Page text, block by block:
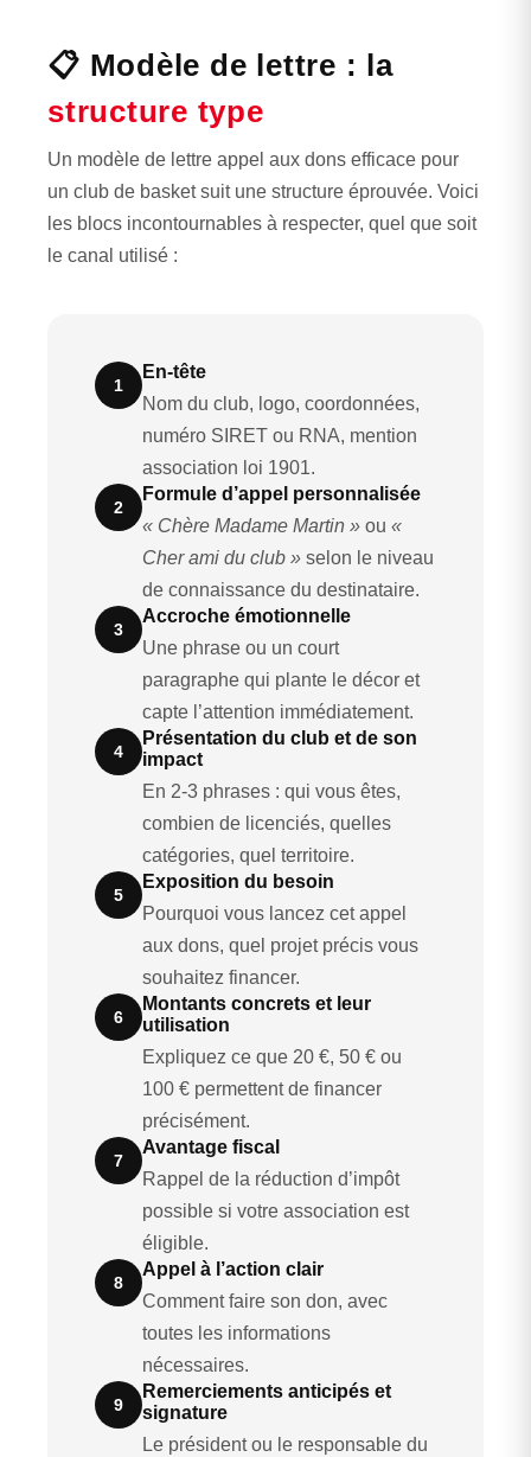
📋 Modèle de lettre : la
structure type
Un modèle de lettre appel aux dons efficace pour
un club de basket suit une structure éprouvée. Voici
les blocs incontournables à respecter, quel que soit
le canal utilisé :
1
En-tête
Nom du club, logo, coordonnées,
numéro SIRET ou RNA, mention
association loi 1901.
2
Formule d’appel personnalisée
« Chère Madame Martin » ou «
Cher ami du club » selon le niveau
de connaissance du destinataire.
3
Accroche émotionnelle
Une phrase ou un court
paragraphe qui plante le décor et
capte l’attention immédiatement.
4
Présentation du club et de son
impact
En 2-3 phrases : qui vous êtes,
combien de licenciés, quelles
catégories, quel territoire.
5
Exposition du besoin
Pourquoi vous lancez cet appel
aux dons, quel projet précis vous
souhaitez financer.
6
Montants concrets et leur
utilisation
Expliquez ce que 20 €, 50 € ou
100 € permettent de financer
précisément.
7
Avantage fiscal
Rappel de la réduction d’impôt
possible si votre association est
éligible.
8
Appel à l’action clair
Comment faire son don, avec
toutes les informations
nécessaires.
9
Remerciements anticipés et
signature
Le président ou le responsable du